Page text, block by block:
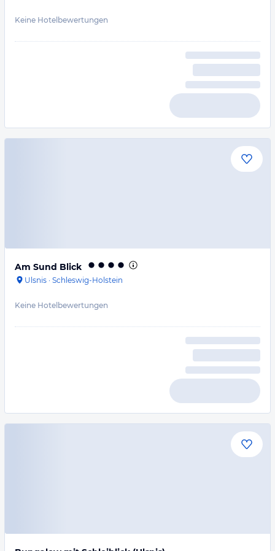
Keine Hotelbewertungen
Am Sund Blick
Ulsnis · Schleswig-Holstein
Keine Hotelbewertungen